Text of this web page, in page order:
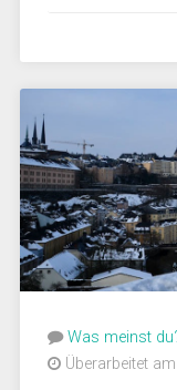
Was meinst
Überarbeitet